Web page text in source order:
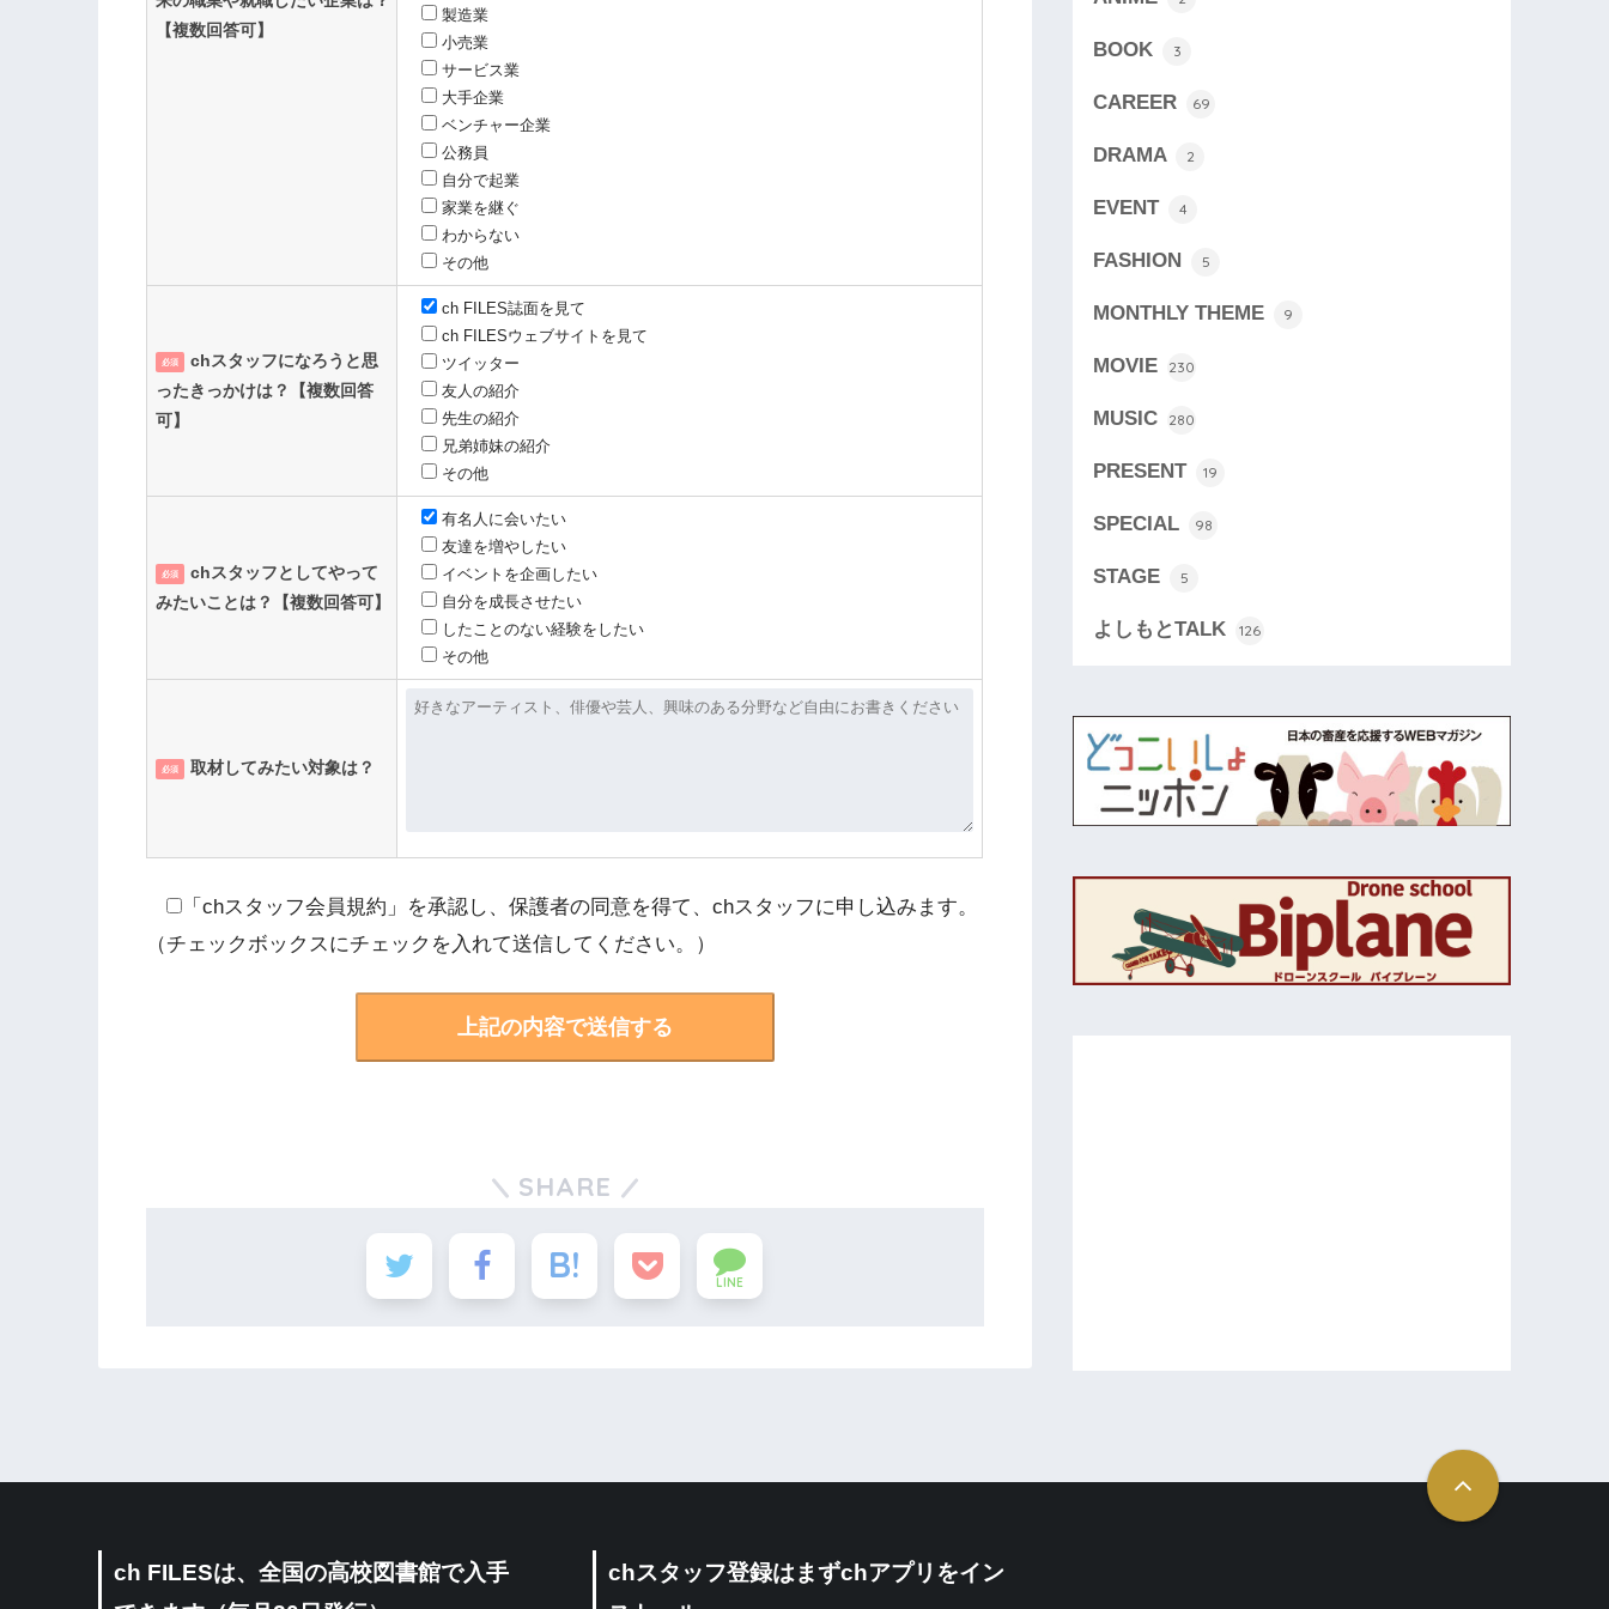
tokai@ch-files.net
【複数回答可】
製造業
小売業
サービス業
大手企業
ベンチャー企業
公務員
自分で起業
家業を継ぐ
わからない
その他
必須
chスタッフになろうと思
ったきっかけは？【複数回答
可】
ch FILES誌面を見て
ch FILESウェブサイトを見て
ツイッター
友人の紹介
先生の紹介
兄弟姉妹の紹介
その他
必須
chスタッフとしてやって
みたいことは？【複数回答可】
有名人に会いたい
友達を増やしたい
イベントを企画したい
自分を成長させたい
したことのない経験をしたい
その他
必須 取材してみたい対象は？
「chスタッフ会員規約」を承認し、保護者の同意を得て、chスタッフに申し込みます。
（チェックボックスにチェックを入れて送信してください。）
SHARE
LINE
BOOK 3
CAREER 69
DRAMA 2
EVENT 4
FASHION 5
MONTHLY THEME 9
MOVIE 230
MUSIC 280
PRESENT 19
SPECIAL 98
STAGE 5
よしもとTALK 126
ch FILESは、全国の高校図書館で入手
chスタッフ登録はまずchアプリをイン